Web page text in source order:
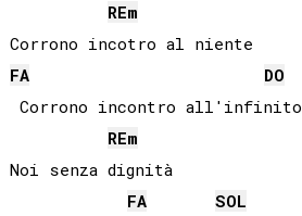
REm
FA
DO
Corrono incontro all'infinito
REm
Noi senza dignità
FA
SOL